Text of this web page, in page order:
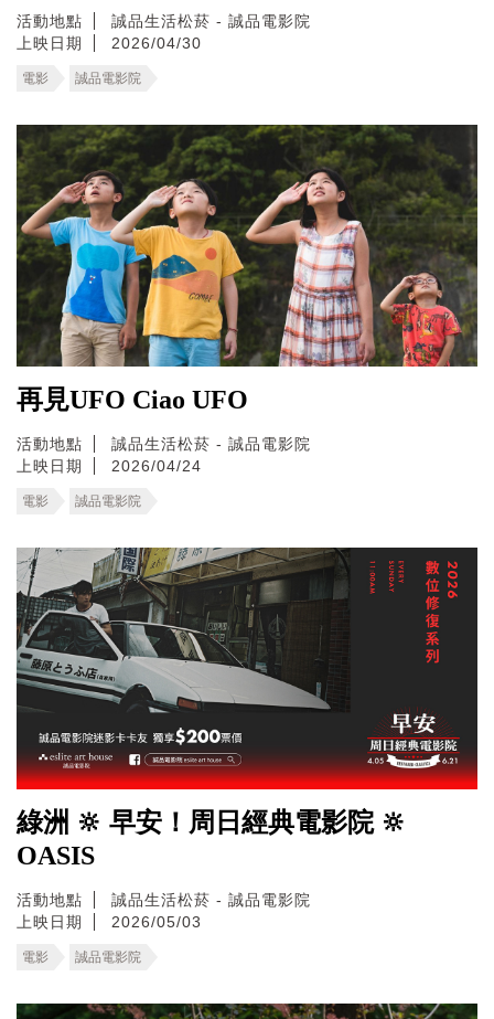
活動地點
誠品生活松菸 - 誠品電影院
上映日期
2026/04/30
電影 誠品電影院
再見UFO Ciao UFO
活動地點
誠品生活松菸 - 誠品電影院
上映日期
2026/04/24
電影 誠品電影院
綠洲 🔆 早安！周日經典電影院 🔆
OASIS
活動地點
誠品生活松菸 - 誠品電影院
上映日期
2026/05/03
電影 誠品電影院